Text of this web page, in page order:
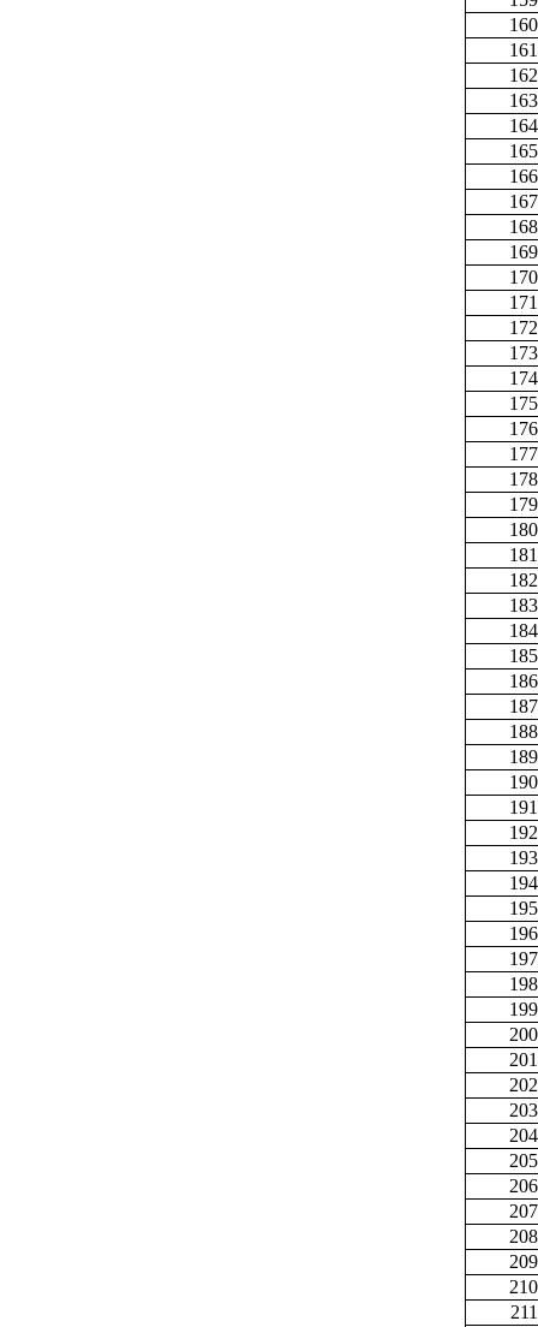
160
161
162
163
164
165
166
167
168
169
170
171
172
173
174
175
176
177
178
179
180
181
182
183
184
185
186
187
188
189
190
191
192
193
194
195
196
197
198
199
200
201
202
203
204
205
206
207
208
209
210
211